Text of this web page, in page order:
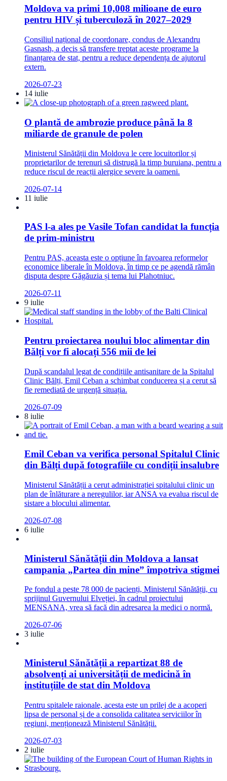
Moldova va primi 10,008 milioane de euro
pentru HIV și tuberculoză în 2027–2029
Consiliul național de coordonare, condus de Alexandru
Gasnash, a decis să transfere treptat aceste programe la
finanțarea de stat, pentru a reduce dependența de ajutorul
extern.
2026-07-23
14 iulie
O plantă de ambrozie produce până la 8
miliarde de granule de polen
Ministerul Sănătății din Moldova le cere locuitorilor și
proprietarilor de terenuri să distrugă la timp buruiana, pentru a
reduce riscul de reacții alergice severe la oameni.
2026-07-14
11 iulie
PAS l-a ales pe Vasile Tofan candidat la funcția
de prim-ministru
Pentru PAS, aceasta este o opțiune în favoarea reformelor
economice liberale în Moldova, în timp ce pe agendă rămân
disputa despre Găgăuzia și tema lui Plahotniuc.
2026-07-11
9 iulie
Pentru proiectarea noului bloc alimentar din
Bălți vor fi alocați 556 mii de lei
După scandalul legat de condițiile antisanitare de la Spitalul
Clinic Bălți, Emil Ceban a schimbat conducerea și a cerut să
fie remediată de urgență situația.
2026-07-09
8 iulie
Emil Ceban va verifica personal Spitalul Clinic
din Bălți după fotografiile cu condiții insalubre
Ministerul Sănătății a cerut administrației spitalului clinic un
plan de înlăturare a neregulilor, iar ANSA va evalua riscul de
sistare a blocului alimentar.
2026-07-08
6 iulie
Ministerul Sănătății din Moldova a lansat
campania „Partea din mine” împotriva stigmei
Pe fondul a peste 78 000 de pacienți, Ministerul Sănătății, cu
sprijinul Guvernului Elveției, în cadrul proiectului
MENSANA, vrea să facă din adresarea la medici o normă.
2026-07-06
3 iulie
Ministerul Sănătății a repartizat 88 de
absolvenți ai universității de medicină în
instituțiile de stat din Moldova
Pentru spitalele raionale, acesta este un prilej de a acoperi
lipsa de personal și de a consolida calitatea serviciilor în
regiuni, menționează Ministerul Sănătății.
2026-07-03
2 iulie